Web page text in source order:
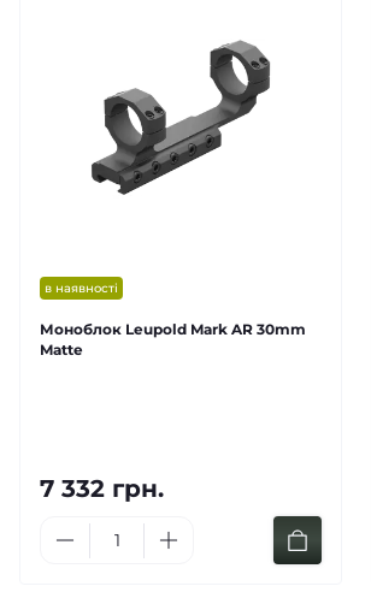
в наявності
Моноблок Leupold Mark AR 30mm
Matte
7 332 грн.